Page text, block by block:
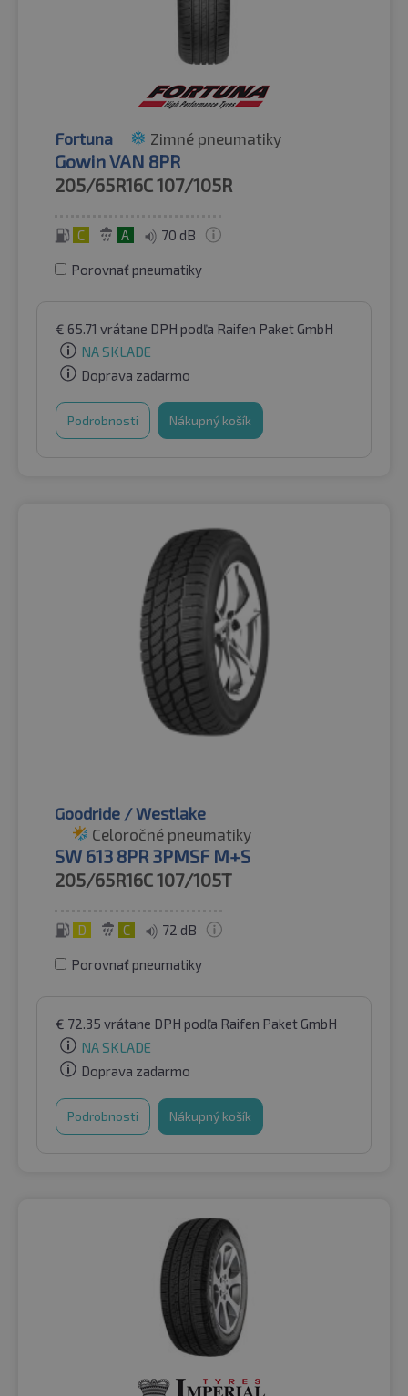
Fortuna Zimné pneumatiky
Gowin VAN 8PR
205/65R16C107/105R
C A 70 dB
Porovnať pneumatiky
€ 65.71 vrátane DPH podľa Raifen Paket GmbH
NA SKLADE
Doprava zadarmo
Podrobnosti Nákupný košík
Goodride / Westlake
Celoročné pneumatiky
SW 613 8PR 3PMSF M+S
205/65R16C107/105T
D C 72 dB
Porovnať pneumatiky
€ 72.35 vrátane DPH podľa Raifen Paket GmbH
NA SKLADE
Doprava zadarmo
Podrobnosti Nákupný košík